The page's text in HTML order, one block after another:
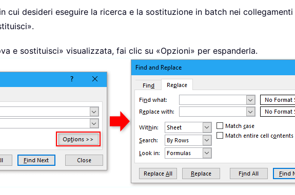
cui desideri eseguire la ricerca e la sostituzione in batch nei
e sostituisci» visualizzata, fai clic su «Opzioni» per espanderla.